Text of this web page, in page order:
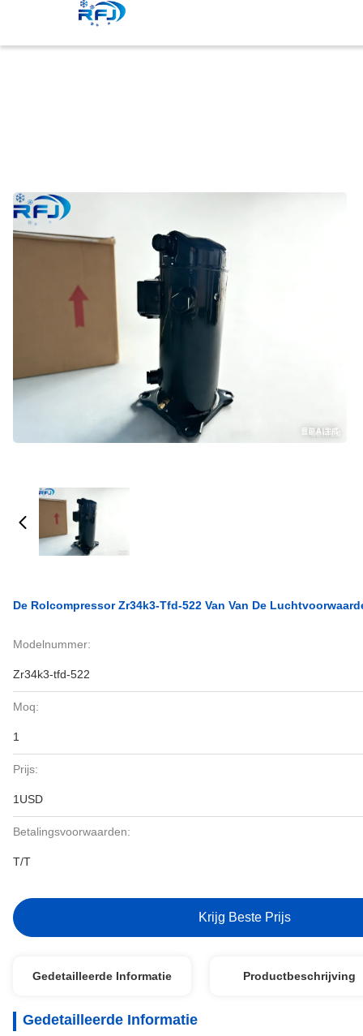
De Rolcompressor Zr34k3-Tfd-522 Van Van De
Modelnummer:
Zr34k3-tfd-522
Moq:
1
Prijs:
1USD
Betalingsvoorwaarden:
T/T
Krijg Beste Prijs
Gedetailleerde Informatie Productbeschrijving
Gedetailleerde Informatie